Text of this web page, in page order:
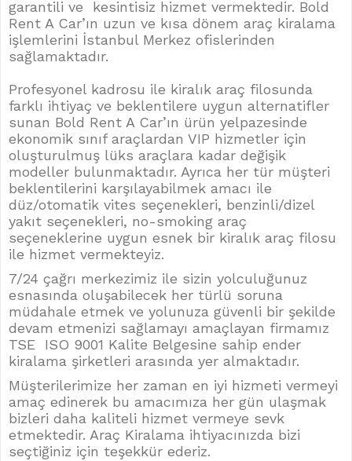
garantili ve kesintisiz hizmet vermektedir. Bold
Rent A Car’ın uzun ve kısa dönem araç kiralama
işlemlerini İstanbul Merkez ofislerinden
sağlamaktadır.
Profesyonel kadrosu ile kiralık araç filosunda
farklı ihtiyaç ve beklentilere uygun alternatifler
sunan Bold Rent A Car’ın ürün yelpazesinde
ekonomik sınıf araçlardan VIP hizmetler için
oluşturulmuş lüks araçlara kadar değişik
modeller bulunmaktadır. Ayrıca her tür müşteri
beklentilerini karşılayabilmek amacı ile
düz/otomatik vites seçenekleri, benzinli/dizel
yakıt seçenekleri, no-smoking araç
seçeneklerine uygun esnek bir kiralık araç filosu
ile hizmet vermekteyiz.
7/24 çağrı merkezimiz ile sizin yolculuğunuz
esnasında oluşabilecek her türlü soruna
müdahale etmek ve yolunuza güvenli bir şekilde
devam etmenizi sağlamayı amaçlayan firmamız
TSE ISO 9001 Kalite Belgesine sahip ender
kiralama şirketleri arasında yer almaktadır.
Müşterilerimize her zaman en iyi hizmeti vermeyi
amaç edinerek bu amacımıza her gün ulaşmak
bizleri daha kaliteli hizmet vermeye sevk
etmektedir. Araç Kiralama ihtiyacınızda bizi
seçtiğiniz için teşekkür ederiz.